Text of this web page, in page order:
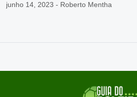
junho 14, 2023 - Roberto Mentha